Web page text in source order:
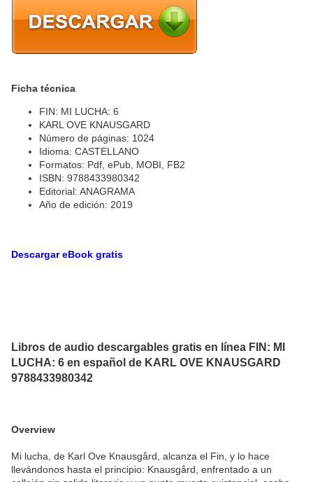
Ficha técnica
FIN: MI LUCHA: 6
KARL OVE KNAUSGARD
Número de páginas: 1024
Idioma: CASTELLANO
Formatos: Pdf, ePub, MOBI, FB2
ISBN: 9788433980342
Editorial: ANAGRAMA
Año de edición: 2019
Descargar eBook gratis
Libros de audio descargables gratis en línea FIN: MI
LUCHA: 6 en español de KARL OVE KNAUSGARD
9788433980342
Overview
Mi lucha, de Karl Ove Knausgård, alcanza el Fin, y lo hace
llevándonos hasta el principio: Knausgård, enfrentado a un